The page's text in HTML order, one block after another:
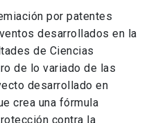
por patentes
desarrollados en la
de Ciencias
de lo variado de las
desarrollado en
crea una fórmula
contra la